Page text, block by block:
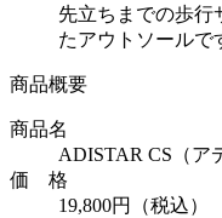
先立ちまでの歩行
たアウトソールで
商品概要
商品名
ADISTAR CS（ア
価 格
19,800円（税込）